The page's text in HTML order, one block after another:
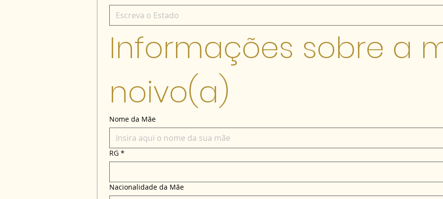
Informações sobre a
noivo(a)
Nome da Mãe
RG *
Nacionalidade da Mãe